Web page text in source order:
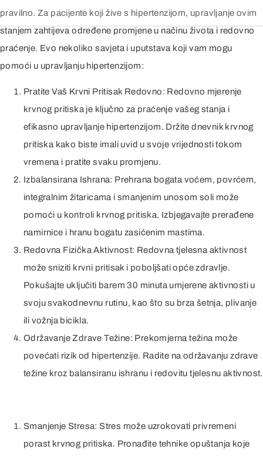
pravilno. Za pacijente koji žive s hipertenzijom, upravljanje ovim
stanjem zahtijeva određene promjene u načinu života i redovno
praćenje. Evo nekoliko savjeta i uputstava koji vam mogu
pomoći u upravljanju hipertenzijom:
Pratite Vaš Krvni Pritisak Redovno: Redovno mjerenje
krvnog pritiska je ključno za praćenje vašeg stanja i
efikasno upravljanje hipertenzijom. Držite dnevnik krvnog
pritiska kako biste imali uvid u svoje vrijednosti tokom
vremena i pratite svaku promjenu.
Izbalansirana Ishrana: Prehrana bogata voćem, povrćem,
integralnim žitaricama i smanjenim unosom soli može
pomoći u kontroli krvnog pritiska. Izbjegavajte prerađene
namirnice i hranu bogatu zasićenim mastima.
Redovna Fizička Aktivnost: Redovna tjelesna aktivnost
može sniziti krvni pritisak i poboljšati opće zdravlje.
Pokušajte uključiti barem 30 minuta umjerene aktivnosti u
svoju svakodnevnu rutinu, kao što su brza šetnja, plivanje
ili vožnja bicikla.
Održavanje Zdrave Težine: Prekomjerna težina može
povećati rizik od hipertenzije. Radite na održavanju zdrave
težine kroz balansiranu ishranu i redovitu tjelesnu aktivnost.
Smanjenje Stresa: Stres može uzrokovati privremeni
porast krvnog pritiska. Pronađite tehnike opuštanja koje